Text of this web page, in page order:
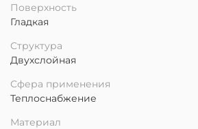
Поверхность
Гладкая
Структура
Двухслойная
Сфера применения
Теплоснабжение
Материал